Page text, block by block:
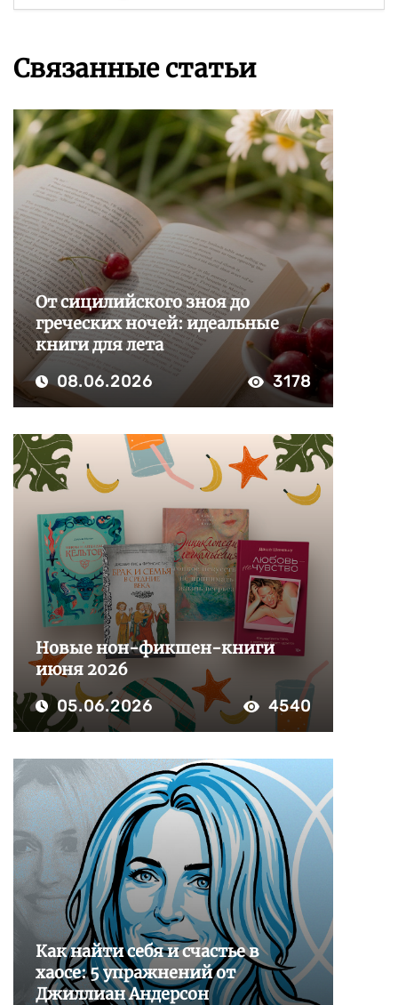
Связанные статьи
От сицилийского зноя до
греческих ночей: идеальные
книги для лета
08.06.2026 3178
Новые нон-фикшен-книги
июня 2026
05.06.2026 4540
Как найти себя и счастье в
хаосе: 5 упражнений от
Джиллиан Андерсон